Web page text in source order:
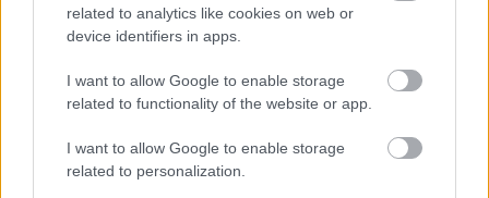
related to analytics like cookies on web or
device identifiers in apps.
I want to allow Google to enable storage
related to functionality of the website or app.
I want to allow Google to enable storage
related to personalization.